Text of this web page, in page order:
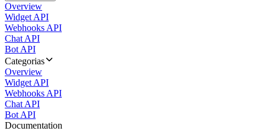
Overview
Widget API
Webhooks API
Chat API
Bot API
Categorias
Overview
Widget API
Webhooks API
Chat API
Bot API
Documentation